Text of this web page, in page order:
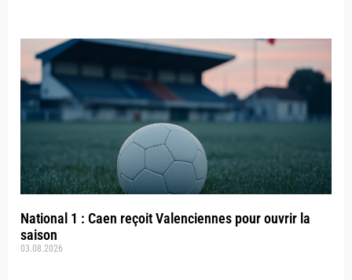
National 1 : Caen reçoit Valenciennes pour ouvrir la
saison
03.08.2026